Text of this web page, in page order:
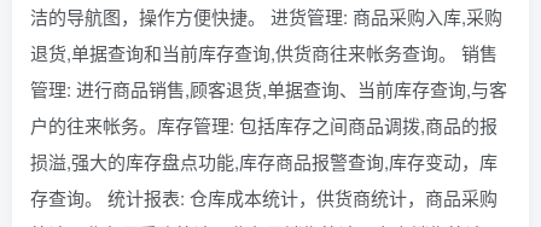
洁的导航图，操作方便快捷。 进货管理: 商品采购入库,采购
退货,单据查询和当前库存查询,供货商往来帐务查询。 销售
管理: 进行商品销售,顾客退货,单据查询、当前库存查询,与客
户的往来帐务。库存管理: 包括库存之间商品调拨,商品的报
损溢,强大的库存盘点功能,库存商品报警查询,库存变动，库
存查询。 统计报表: 仓库成本统计，供货商统计，商品采购